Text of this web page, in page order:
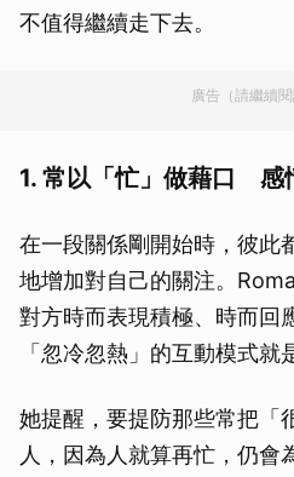
不值得繼續走下去。
廣告（請繼續閱
1. 常以「忙」做藉口 感
在一段關係剛開始時，彼此
地增加對自己的關注。
對方時而表現積極、時而回
「忽冷忽熱」的互動模式就
她提醒，要提防那些常把「
人，因為人就算再忙，仍會